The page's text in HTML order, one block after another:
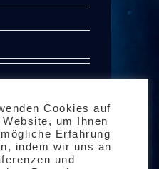
Cookies auf
um Ihnen
Erfahrung
indem wir uns an
und